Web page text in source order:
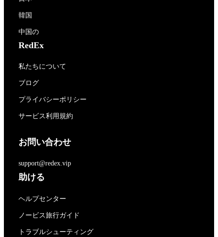
韓国
中国の
RedEx
私たちについて
ブログ
プライバシーポリシー
サービス利用規約
お問い合わせ
support@redex.vip
助ける
ヘルプセンター
ノービス旅行ガイド
トラブルシューティング